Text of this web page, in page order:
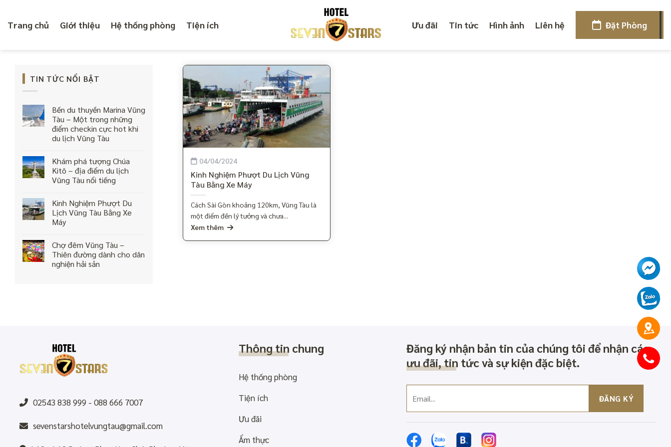
content
Trang chủ Giới thiệu Hệ thống phòng Tiện ích Ưu đãi Tin tức Hình ảnh Liên hệ Đặt Phòng
TIN TỨC NỔI BẬT
Bến du thuyền Marina Vũng
Tàu – Một trong những
điểm checkin cực hot khi
du lịch Vũng Tàu
Khám phá tượng Chúa
Kitô – địa điểm du lịch
Vũng Tàu nổi tiếng
Kinh Nghiệm Phượt Du
Lịch Vũng Tàu Bằng Xe
Máy
Chợ đêm Vũng Tàu –
Thiên đường dành cho dân
nghiện hải sản
04/04/2024
Kinh Nghiệm Phượt Du Lịch Vũng
Tàu Bằng Xe Máy
Cách Sài Gòn khoảng 120km, Vũng Tàu là
một điểm đến lý tưởng và chưa...
Xem thêm
02543 838 999 - 088 666 7007
sevenstarshotelvungtau@gmail.com
Thông tin chung
Hệ thống phòng
Tiện ích
Ưu đãi
Ẩm thực
Đăng ký nhận bản tin của chúng tôi để nhận các
ưu đãi, tin tức và sự kiện đặc biệt.